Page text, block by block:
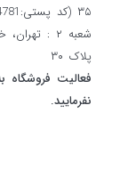
۳۵ (کد پستی:1614864781)
شعبه ۲ :
پلاک ۳۰
فعالیت فروشگاه
نفرمایید.